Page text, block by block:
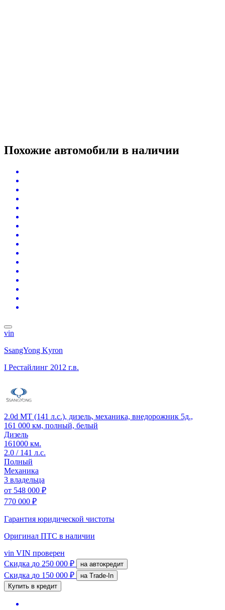
Похожие автомобили в наличии
vin
SsangYong Kyron
I Рестайлинг 2012 г.в.
2.0d MT (141 л.с.), дизель, механика, внедорожник 5д.,
161 000 км, полный, белый
Дизель
161000 км.
2.0 / 141 л.с.
Полный
Механика
3 владельца
от 548 000 ₽
770 000 ₽
Гарантия юридической чистоты
Оригинал ПТС в наличии
vin VIN проверен
Скидка до 250 000 ₽ на автокредит
Скидка до 150 000 ₽
на Trade-In
Купить в кредит